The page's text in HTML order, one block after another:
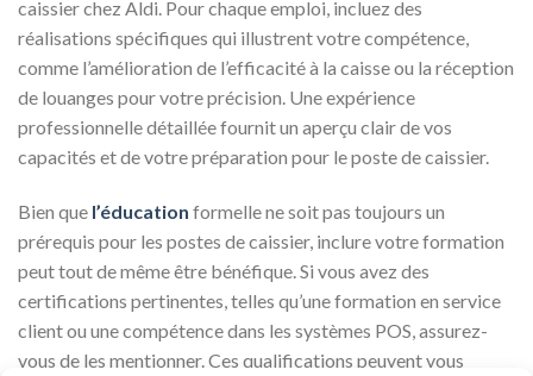
caissier chez Aldi. Pour chaque emploi, incluez des
réalisations spécifiques qui illustrent votre compétence,
comme l’amélioration de l’efficacité à la caisse ou la réception
de louanges pour votre précision. Une expérience
professionnelle détaillée fournit un aperçu clair de vos
capacités et de votre préparation pour le poste de caissier.
Bien que l’éducation formelle ne soit pas toujours un
prérequis pour les postes de caissier, inclure votre formation
peut tout de même être bénéfique. Si vous avez des
certifications pertinentes, telles qu’une formation en service
client ou une compétence dans les systèmes POS, assurez-
vous de les mentionner. Ces qualifications peuvent vous